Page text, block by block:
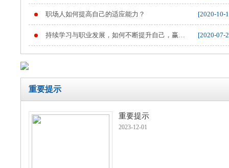
职场人如何提高自己的适应能力？ [2020-10-
持续学习与职业发展，如何不断提升自己，赢得
职业竞争
[2020-07-
重要提示
重要提示
2023-12-01